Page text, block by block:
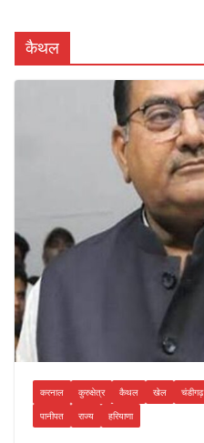
कैथल
करनाल कुरुक्षेत्र कैथल खेल चंडीगढ़
पानीपत
राज्य हरियाणा